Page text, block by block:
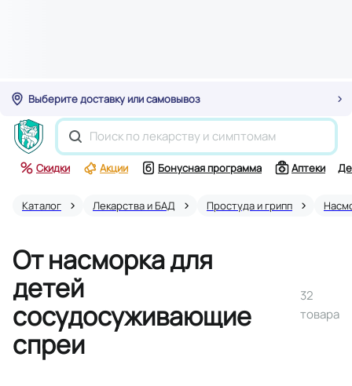
Выберите доставку или самовывоз
Скидки Акции Бонусная программа Аптеки
Каталог Лекарства и БАД Простуда и грипп
От насморка для
детей
сосудосуживающие
спреи
32
товара